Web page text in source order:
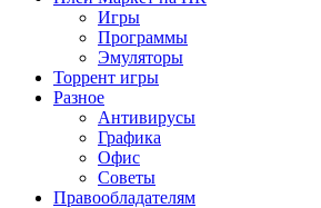
Игры
Программы
Эмуляторы
Торрент игры
Разное
Антивирусы
Графика
Офис
Советы
Правообладателям